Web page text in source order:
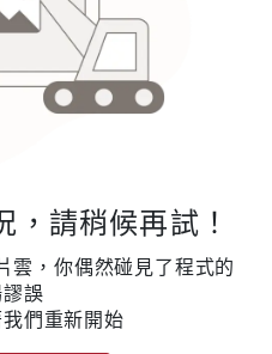
，請稍候再試！
雲，你偶然碰見了程式的
誤
們重新開始